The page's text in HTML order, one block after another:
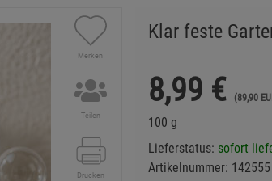
Merken
Teilen
Drucken
Klar feste
8,99 € (89,90
100 g
Lieferstatus: sofort
Artikelnummer: 142555